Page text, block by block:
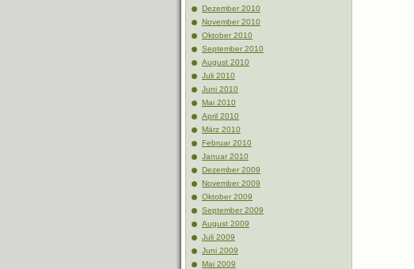
Dezember 2010
November 2010
Oktober 2010
September 2010
August 2010
Juli 2010
Juni 2010
Mai 2010
April 2010
März 2010
Februar 2010
Januar 2010
Dezember 2009
November 2009
Oktober 2009
September 2009
August 2009
Juli 2009
Juni 2009
Mai 2009